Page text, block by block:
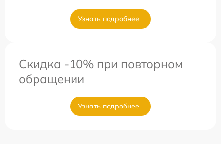
Узнать подробнее
Скидка -10% при повторном
обращении
Узнать подробнее